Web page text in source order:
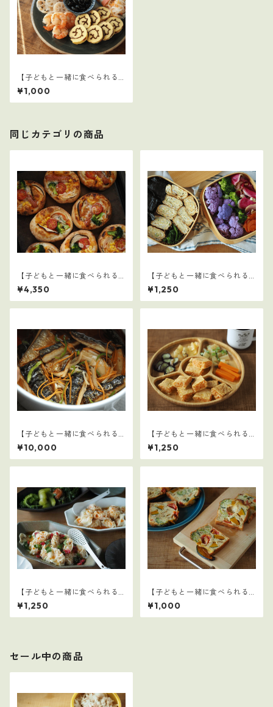
【子どもと一緒に食べられる
ごはん】14
¥1,000
同じカテゴリの商品
【子どもと一緒に食べられる
ごはん】クリスマスセット
¥4,350
【子どもと一緒に食べられる
ごはん】33
¥1,250
【子どもと一緒に食べられる
ごはん】16～30セット：全75
レシピ
¥10,000
【子どもと一緒に食べられる
ごはん】32
¥1,250
【子どもと一緒に食べられる
ごはん】31
¥1,250
【子どもと一緒に食べられる
ごはん】13
¥1,000
セール中の商品